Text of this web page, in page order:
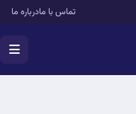
تماس با مادرباره ما